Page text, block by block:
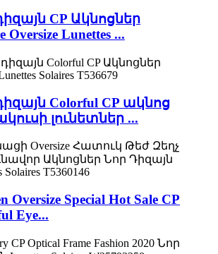
CP Ակնոցներ
Oversize Lunettes ...
Colorful CP ակնոց
լունետներ ...
Oversize Special Hot Sale CP
Eye...